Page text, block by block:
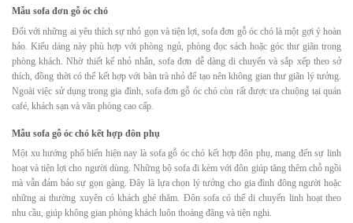
Mẫu sofa đơn gỗ óc chó
Đối với những ai yêu thích sự nhỏ gọn và tiện lợi, sofa đơn gỗ óc chó là một gợi ý hoàn
hảo. Kiểu dáng này phù hợp với phòng ngủ, phòng đọc sách hoặc góc thư giãn trong
phòng khách. Nhờ thiết kế nhỏ nhắn, sofa đơn dễ dàng di chuyển và sắp xếp theo sở
thích, đồng thời có thể kết hợp với bàn trà nhỏ để tạo nên không gian thư giãn lý tưởng.
Ngoài việc sử dụng trong gia đình, sofa đơn gỗ óc chó còn rất được ưa chuộng tại quán
café, khách sạn và văn phòng cao cấp.
Mẫu sofa gỗ óc chó kết hợp đôn phụ
Một xu hướng phổ biến hiện nay là sofa gỗ óc chó kết hợp đôn phụ, mang đến sự linh
hoạt và tiện lợi cho người dùng. Những bộ sofa đi kèm với đôn giúp tăng thêm chỗ ngồi
mà vẫn đảm bảo sự gọn gàng. Đây là lựa chọn lý tưởng cho gia đình đông người hoặc
những ai thường xuyên có khách ghé thăm. Đôn sofa có thể di chuyển linh hoạt theo
nhu cầu, giúp không gian phòng khách luôn thoáng đãng và tiện nghi.